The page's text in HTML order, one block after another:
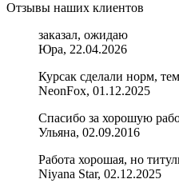
Отзывы наших клиентов
заказал, ожидаю
Юра, 22.04.2026
Курсак сделали норм,
NeonFox, 01.12.2025
Спасибо за хорошую
Ульяна, 02.09.2016
Работа хорошая, но
Niyana Star, 02.12.2025